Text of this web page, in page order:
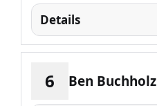
Details
6 Ben Buchholz